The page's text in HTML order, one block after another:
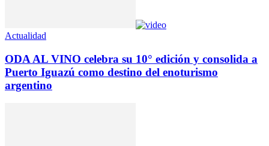
Actualidad
ODA AL VINO celebra su 10° edición y consolida a
Puerto Iguazú como destino del enoturismo
argentino